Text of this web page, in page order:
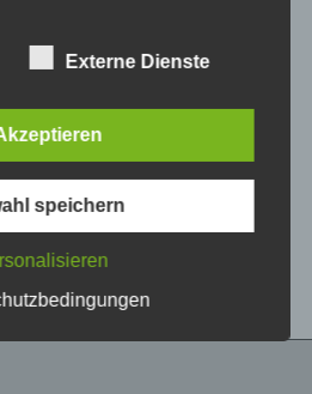
19×8 ET40 5×112
Platinum Black
425,00€ *
Bewertet
von
5
Datenschutzerklärung
Begriffe:
Daten sind alle
Person (im Folgenden
Person angesehen, die
Externe Dienste
speichern